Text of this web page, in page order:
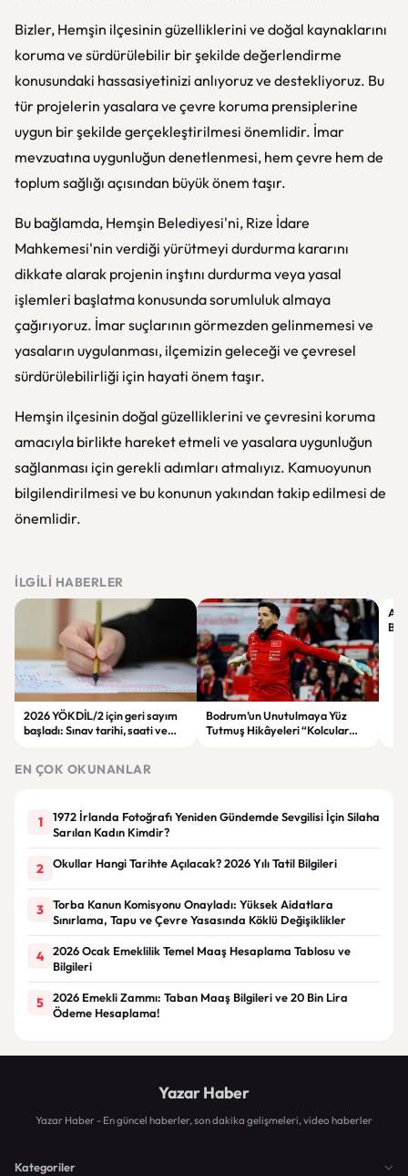
Bizler, Hemşin ilçesinin güzelliklerini ve doğal kaynaklarını
koruma ve sürdürülebilir bir şekilde değerlendirme
konusundaki hassasiyetinizi anlıyoruz ve destekliyoruz. Bu
tür projelerin yasalara ve çevre koruma prensiplerine
uygun bir şekilde gerçekleştirilmesi önemlidir. İmar
mevzuatına uygunluğun denetlenmesi, hem çevre hem de
toplum sağlığı açısından büyük önem taşır.
Bu bağlamda, Hemşin Belediyesi'ni, Rize İdare
Mahkemesi'nin verdiği yürütmeyi durdurma kararını
dikkate alarak projenin inştını durdurma veya yasal
işlemleri başlatma konusunda sorumluluk almaya
çağırıyoruz. İmar suçlarının görmezden gelinmemesi ve
yasaların uygulanması, ilçemizin geleceği ve çevresel
sürdürülebilirliği için hayati önem taşır.
Hemşin ilçesinin doğal güzelliklerini ve çevresini koruma
amacıyla birlikte hareket etmeli ve yasalara uygunluğun
sağlanması için gerekli adımları atmalıyız. Kamuoyunun
bilgilendirilmesi ve bu konunun yakından takip edilmesi de
önemlidir.
İLGILI HABERLER
2026 YÖKDİL/2 için geri sayım
başladı: Sınav tarihi, saati ve
Bodrum’un Unutulmaya Yüz
Tutmuş Hikâyeleri “Kolcular
EN ÇOK OKUNANLAR
1
1972 İrlanda Fotoğrafı Yeniden Gündemde Sevgilisi İçin Silaha
Sarılan Kadın Kimdir?
2 Okullar Hangi Tarihte Açılacak? 2026 Yılı Tatil Bilgileri
3
Torba Kanun Komisyonu Onayladı: Yüksek Aidatlara
Sınırlama, Tapu ve Çevre Yasasında Köklü Değişiklikler
4
2026 Ocak Emeklilik Temel Maaş Hesaplama Tablosu ve
Bilgileri
5
2026 Emekli Zammı: Taban Maaş Bilgileri ve 20 Bin Lira
Ödeme Hesaplama!
Yazar Haber
Yazar Haber - En güncel haberler, son dakika gelişmeleri, video haberler
Kategoriler